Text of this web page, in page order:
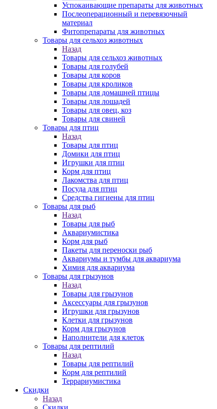
Успокаивающие препараты для животных
Послеоперационный и перевязочный
материал
Фитопрепараты для животных
Товары для сельхоз животных
Назад
Товары для сельхоз животных
Товары для голубей
Товары для коров
Товары для кроликов
Товары для домашней птицы
Товары для лошадей
Товары для овец, коз
Товары для свиней
Товары для птиц
Назад
Товары для птиц
Домики для птиц
Игрушки для птиц
Корм для птиц
Лакомства для птиц
Посуда для птиц
Средства гигиены для птиц
Товары для рыб
Назад
Товары для рыб
Аквариумистика
Корм для рыб
Пакеты для переноски рыб
Аквариумы и тумбы для аквариума
Химия для аквариума
Товары для грызунов
Назад
Товары для грызунов
Аксессуары для грызунов
Игрушки для грызунов
Клетки для грызунов
Корм для грызунов
Наполнители для клеток
Товары для рептилий
Назад
Товары для рептилий
Корм для рептилий
Террариумистика
Скидки
Назад
Скидки